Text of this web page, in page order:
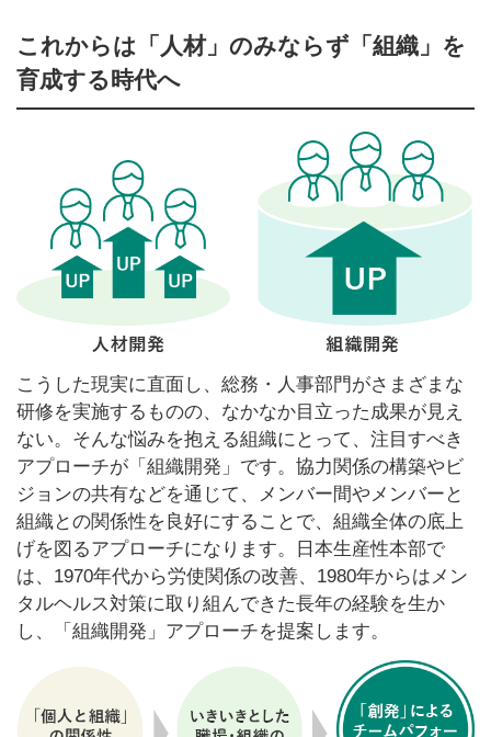
これからは「人材」のみならず「組織」を
育成する時代へ
こうした現実に直面し、総務・人事部門がさまざまな
研修を実施するものの、なかなか目立った成果が見え
ない。そんな悩みを抱える組織にとって、注目すべき
アプローチが「組織開発」です。協力関係の構築やビ
ジョンの共有などを通じて、メンバー間やメンバーと
組織との関係性を良好にすることで、組織全体の底上
げを図るアプローチになります。日本生産性本部で
は、1970年代から労使関係の改善、1980年からはメン
タルヘルス対策に取り組んできた長年の経験を生か
し、「組織開発」アプローチを提案します。